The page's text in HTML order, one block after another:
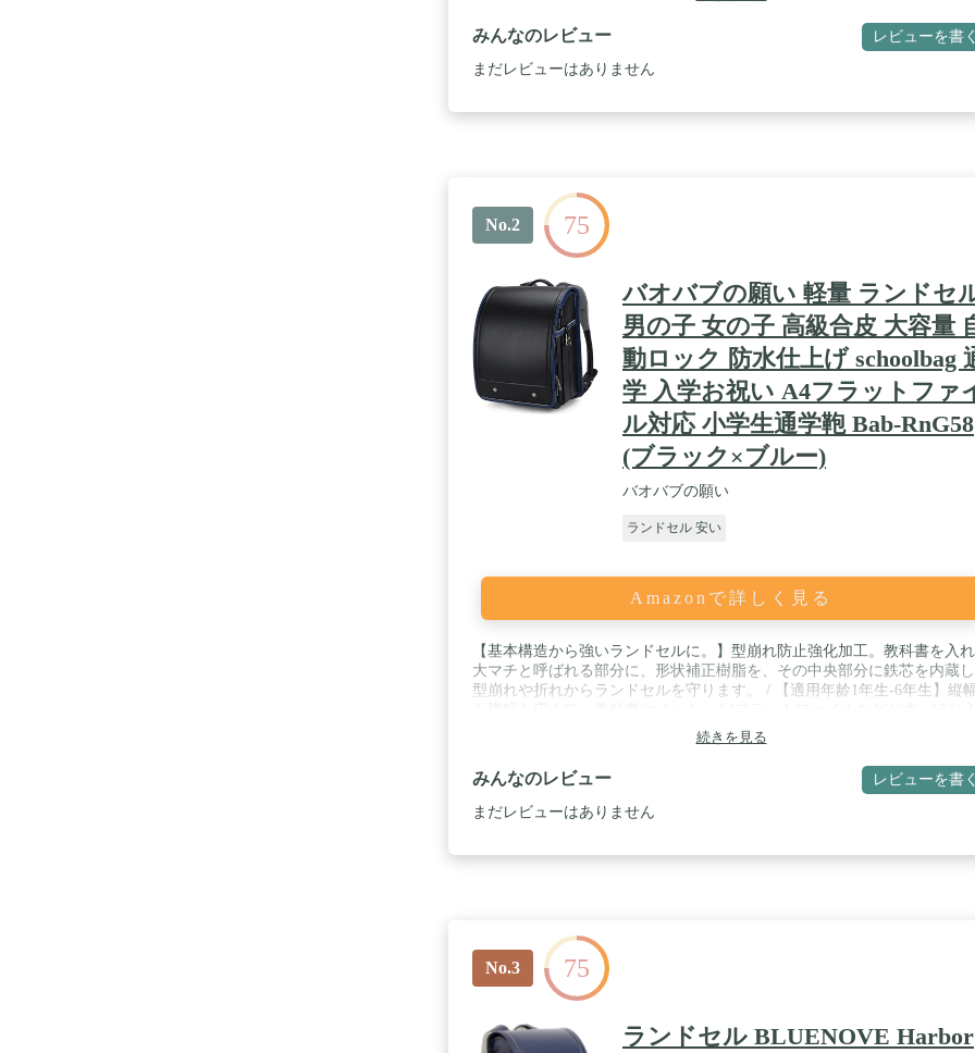
実現、貴方の期待には裏切りしません。 / 【高級人工皮革】高級人工皮革
パール生地を使用。他人と同じランドセルを持ちたくないお子様に大変
めです。 / 多少サイズに誤差が生じることがあります。サイズにつきまし
は、すべておおよそのサイズとしてご覧ください。
みんなのレビュー レビューを書く
まだレビューはありません
No.2 75
バオバブの願い 軽量 ランドセ
男の子 女の子 高級合皮 大容量
動ロック 防水仕上げ schoolbag
学 入学お祝い A4フラットファ
ル対応 小学生通学鞄 Bab-RnG58
(ブラック×ブルー)
バオバブの願い
ランドセル 安い
Amazonで詳しく見る
【基本構造から強いランドセルに。】型崩れ防止強化加工。教科書を入
大マチと呼ばれる部分に、形状補正樹脂を、その中央部分に鉄芯を内蔵し
型崩れや折れからランドセルを守ります。 / 【適用年龄1年生-6年生】縦
ります！低学年でも無理やり詰め込む事もなく、教科書もノートもくしゃ
しゃになりません。本体サイズ:高33×巾25×マチ17cm （主収納室） 重量:約
1100g 内装=合成皮革 カブセ裏=合成皮革 自動ロック / 【強さと軽さの絶
なバランス。】圧倒的な耐久性を誇る人工皮革・タフロックを使用した
モデル。スピード感のあるデザインとクールなカラーリングがアクセント
番！標準付属品 雨カバー。6年間保証書。時間割カード1枚、バオバブ筆箱
つ。
続きを見る
みんなのレビュー レビューを書く
まだレビューはありません
No.3 75
ランドセル BLUENOVE Harbor